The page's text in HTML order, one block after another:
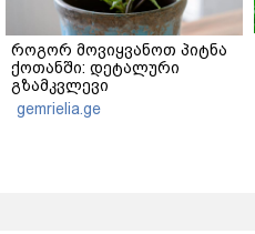
როგორ მოვიყვანოთ პიტნა
ქოთანში: დეტალური
გზამკვლევი
gemrielia.ge